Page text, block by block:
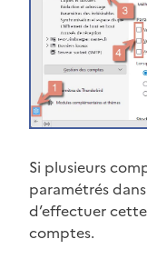
Si plusieurs
paramétrés
d’effectuer
comptes.